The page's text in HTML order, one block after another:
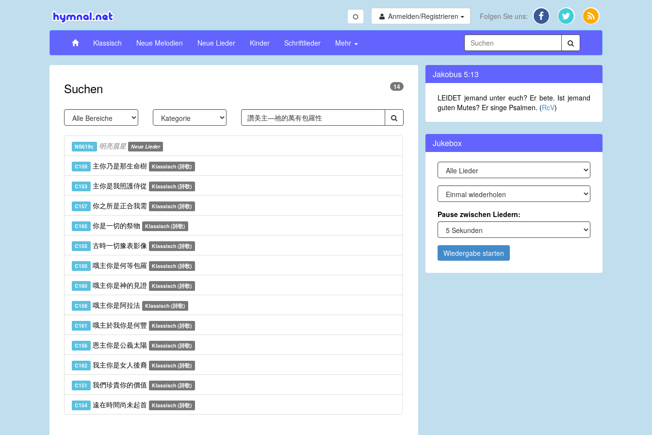
Anmelden/Registrieren Folgen Sie uns:
Klassisch Neue Melodien Neue Lieder Kinder Schriftlieder Mehr
Suchen 14
NS619c 明亮晨星 Neue Lieder
C159 主你乃是那生命樹 Klassisch (詩歌)
C153 主你是我照護侍從 Klassisch (詩歌)
C157 你之所是正合我需 Klassisch (詩歌)
C165 你是一切的祭物 Klassisch (詩歌)
C155 古時一切豫表影像 Klassisch (詩歌)
C150 哦主你是何等包羅 Klassisch (詩歌)
C160 哦主你是神的見證 Klassisch (詩歌)
C158 哦主你是阿拉法 Klassisch (詩歌)
C161 哦主於我你是何豐 Klassisch (詩歌)
C156 恩主你是公義太陽 Klassisch (詩歌)
C162 我主你是女人後裔 Klassisch (詩歌)
C151 我們珍貴你的價值 Klassisch (詩歌)
C154 遠在時間尚未起首 Klassisch (詩歌)
Jakobus 5:13
LEIDET jemand unter euch? Er bete. Ist jemand
guten Mutes? Er singe Psalmen. (RcV)
Jukebox
Pause zwischen Liedern:
Wiedergabe starten